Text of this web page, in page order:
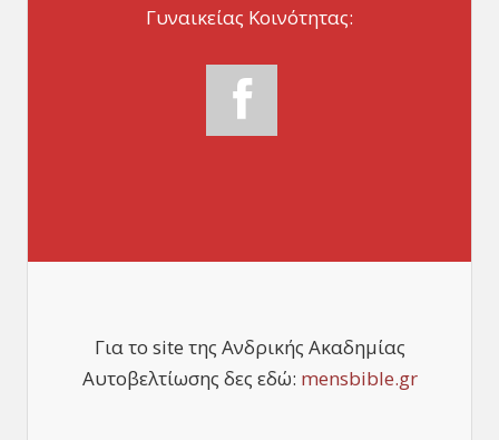
Γυναικείας Κοινότητας:
Για το site της Ανδρικής Ακαδημίας
Αυτοβελτίωσης δες εδώ: mensbible.gr